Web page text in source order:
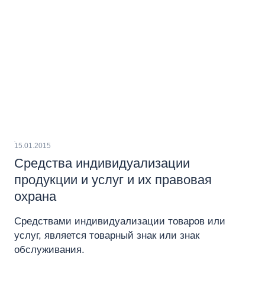
15.01.2015
Средства индивидуализации
продукции и услуг и их правовая
охрана
Средствами индивидуализации товаров или
услуг, является товарный знак или знак
обслуживания.